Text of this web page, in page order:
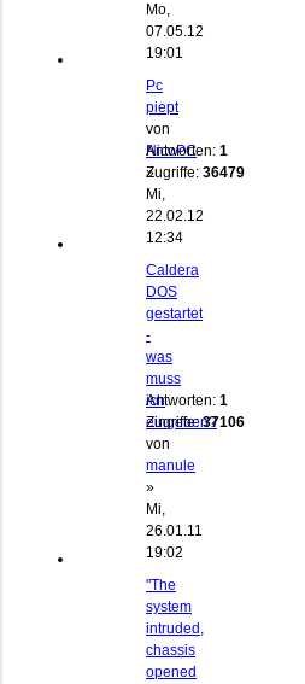
Mo,
07.05.12
19:01
Pc
piept
von
NicoPC
»
Mi,
22.02.12
12:34
Antworten: 1
Zugriffe: 36479
Caldera
DOS
gestartet
-
was
muss
ich
eingeben?
von
manule
»
Mi,
26.01.11
19:02
Antworten: 1
Zugriffe:37106
"The
system
intruded,
chassis
opened